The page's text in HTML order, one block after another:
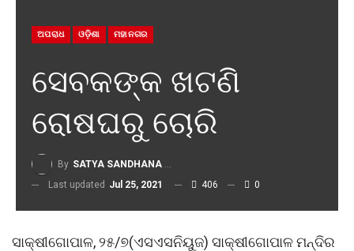
ଅପରାଧ ଓଡ଼ିଶା ମହାନଗର
ସେବକଙ୍କ ଖଟଣି
ରୋଷଘରୁ ଚୋରି
By SATYA SANDHANA DESK
Last updated Jul 25, 2021 406 0
ସାକ୍ଷୀଗୋପାଳ, ୨୫/୭(ଏସଏସନିୟୁଜ) ସାକ୍ଷୀଗୋପାଳ ମନ୍ଦିର